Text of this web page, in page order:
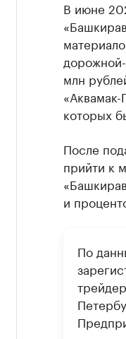
В июне
млн
которых
После
прийти к
и
По